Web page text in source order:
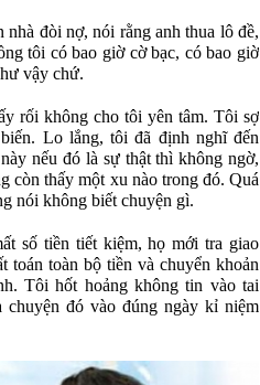
đòi nợ, nói rằng anh thua lô đề,
tôi có bao giờ cờ bạc, có bao giờ
vậy chứ.
rối không cho tôi yên tâm. Tôi sợ
Lo lắng, tôi đã định nghĩ đến
nếu đó là sự thật thì không ngờ,
còn thấy một xu nào trong đó. Quá
nói không biết chuyện gì.
số tiền tiết kiệm, họ mới tra giao
toán toàn bộ tiền và chuyển khoản
Tôi hốt hoảng không tin vào tai
đó vào đúng ngày kỉ niệm